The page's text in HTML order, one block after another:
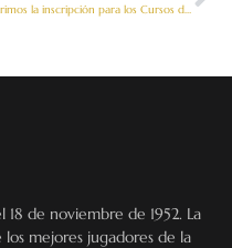
Abrimos la inscripción para los Cursos de Ajedrez 2024
de noviembre de 1952. La
mejores jugadores de la